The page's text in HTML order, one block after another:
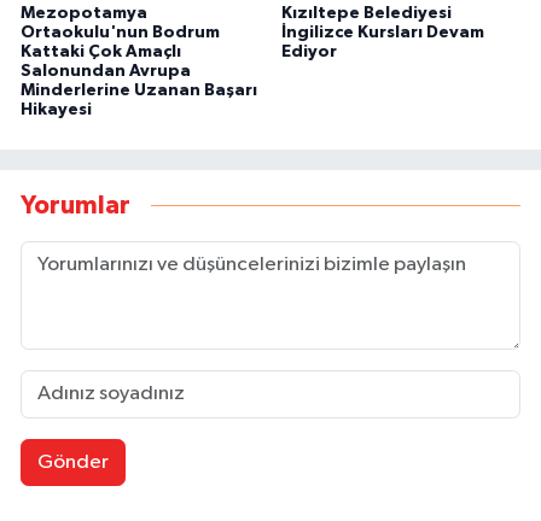
Mezopotamya
Ortaokulu'nun Bodrum
Kattaki Çok Amaçlı
Salonundan Avrupa
Minderlerine Uzanan Başarı
Hikayesi
Kızıltepe Belediyesi
İngilizce Kursları Devam
Ediyor
Yorumlar
Gönder